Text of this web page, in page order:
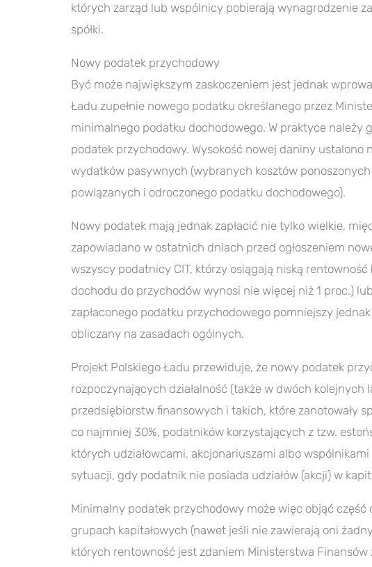
których zarząd lub wspólnicy pobierają wynagrodzenie
spółki.
Nowy podatek przychodowy
Być może największym zaskoczeniem jest jednak
Ładu zupełnie nowego podatku określanego przez
minimalnego podatku dochodowego. W praktyce należy
podatek przychodowy. Wysokość nowej daniny ustalono
wydatków pasywnych (wybranych kosztów
powiązanych i odroczonego podatku dochodowego).
Nowy podatek mają jednak zapłacić nie tylko wielkie,
zapowiadano w ostatnich dniach przed ogłoszeniem
wszyscy podatnicy CIT, którzy osiągają niską
dochodu do przychodów wynosi nie więcej niż 1 proc.)
zapłaconego podatku przychodowego pomniejszy
obliczany na zasadach ogólnych.
Projekt Polskiego Ładu przewiduje, że nowy podatek
rozpoczynających działalność (także w dwóch kolejnych
przedsiębiorstw finansowych i takich, które zanotowały
co najmniej 30%, podatników korzystających z tzw.
których udziałowcami, akcjonariuszami albo
sytuacji, gdy podatnik nie posiada udziałów (akcji) w
Minimalny podatek przychodowy może więc objąć część
grupach kapitałowych (nawet jeśli nie zawierają oni
których rentowność jest zdaniem Ministerstwa Finansów